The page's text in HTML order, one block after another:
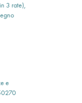
3 rate),
e